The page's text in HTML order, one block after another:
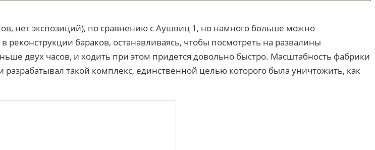
нет экспозиций), по сравнению с Аушвиц 1, но намного больше можно
реконструкции бараков, останавливаясь, чтобы посмотреть на развалины
двух часов, и ходить при этом придется довольно быстро. Масштабность фабрики
такой комплекс, единственной целью которого была уничтожить, как